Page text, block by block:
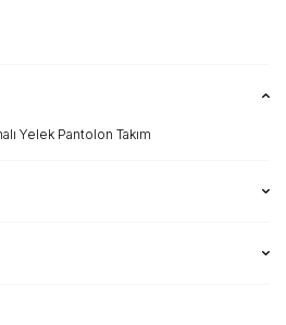
Yelek Pantolon Takım